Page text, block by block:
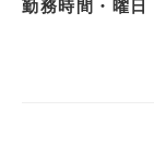
勤務時間・曜日